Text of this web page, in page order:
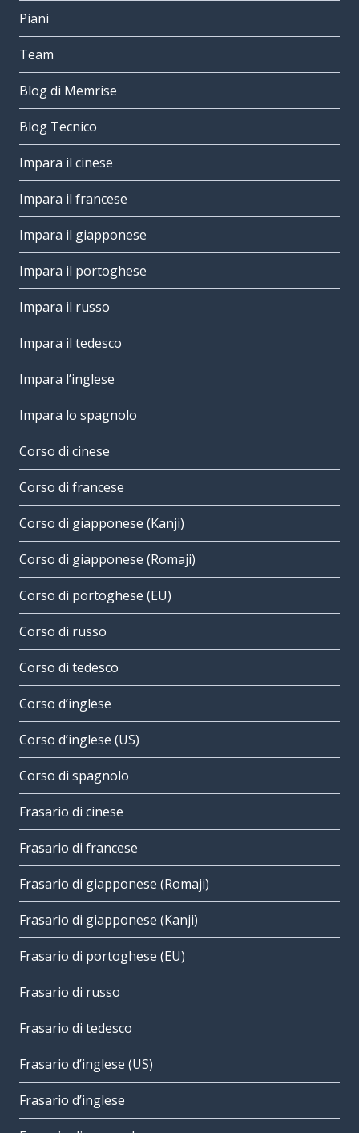
Piani
Team
Blog di Memrise
Blog Tecnico
Impara il cinese
Impara il francese
Impara il giapponese
Impara il portoghese
Impara il russo
Impara il tedesco
Impara l’inglese
Impara lo spagnolo
Corso di cinese
Corso di francese
Corso di giapponese (Kanji)
Corso di giapponese (Romaji)
Corso di portoghese (EU)
Corso di russo
Corso di tedesco
Corso d’inglese
Corso d’inglese (US)
Corso di spagnolo
Frasario di cinese
Frasario di francese
Frasario di giapponese (Romaji)
Frasario di giapponese (Kanji)
Frasario di portoghese (EU)
Frasario di russo
Frasario di tedesco
Frasario d’inglese (US)
Frasario d’inglese